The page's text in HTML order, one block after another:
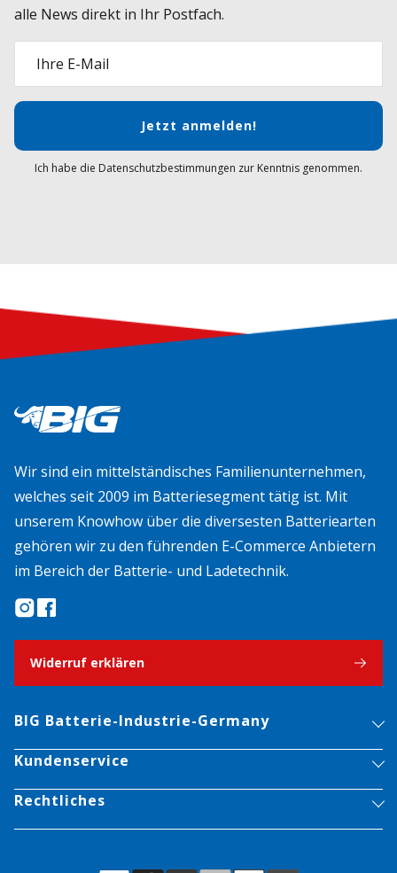
alle News direkt in Ihr Postfach.
Ihre E-Mail
Jetzt anmelden!
Ich habe die Datenschutzbestimmungen zur Kenntnis genommen.
Wir sind ein mittelständisches Familienunternehmen,
welches seit 2009 im Batteriesegment tätig ist. Mit
unserem Knowhow über die diversesten Batteriearten
gehören wir zu den führenden E-Commerce Anbietern
im Bereich der Batterie- und Ladetechnik.
Widerruf erklären
BIG Batterie-Industrie-Germany
Kundenservice
Rechtliches